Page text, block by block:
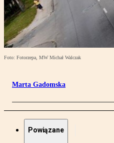
Foto: Fotorzepa, MW Michał Walczak
Marta Gadomska
Powiązane